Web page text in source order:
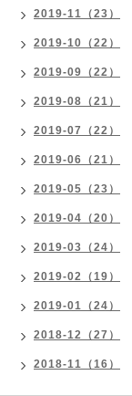
2019-11（23）
2019-10（22）
2019-09（22）
2019-08（21）
2019-07（22）
2019-06（21）
2019-05（23）
2019-04（20）
2019-03（24）
2019-02（19）
2019-01（24）
2018-12（27）
2018-11（16）